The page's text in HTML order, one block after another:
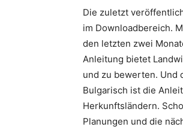
Die zuletzt
im Downloadbereich.
den letzten zwei
Anleitung bietet
und zu bewerten. Und
Bulgarisch ist die
Herkunftsländern.
Planungen und die